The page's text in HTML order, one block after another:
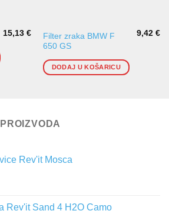
15,13€
Filter zraka BMW F
650 GS
9,42€
DODAJ U KOŠARICU
Rev'it Mosca
Rev'it Sand 4 H2O Camo